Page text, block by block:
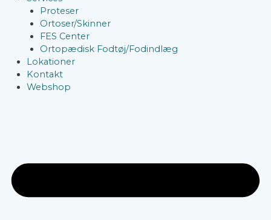
Proteser
Ortoser/Skinner
FES Center
Ortopædisk Fodtøj/Fodindlæg
Lokationer
Kontakt
Webshop